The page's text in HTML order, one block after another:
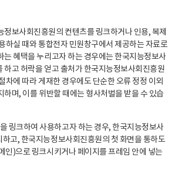
정보사회진흥원의 컨텐츠를 링크하거나 인용, 복제
하실 때와 통합전자 민원창구에서 제공하는 자료로
는 혜택을 누리고자 하는 경우에는 한국지능정보사
하고 허락을 얻고 출처가 한국지능정보사회진흥원
차에 따라 게재한 경우에도 단순한 오류 정정 이외
하며, 이를 위반할 때에는 형사처벌을 받을 수 있습
링크하여 사용하고자 하는 경우, 한국지능정보사
고, 한국지능정보사회진흥원의 첫 화면을 통하도
인)으로 링크시키거나 페이지를 프레임 안에 넣는